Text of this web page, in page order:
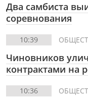
Два самбиста
соревнования
10:39
Чиновников
контрактами на
10:36